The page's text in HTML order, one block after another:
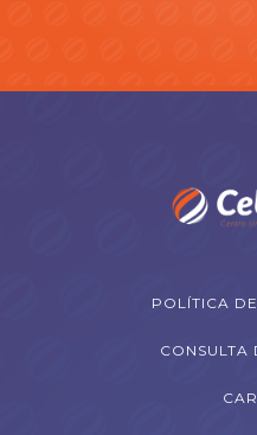
POLÍTICA
CONSULTA